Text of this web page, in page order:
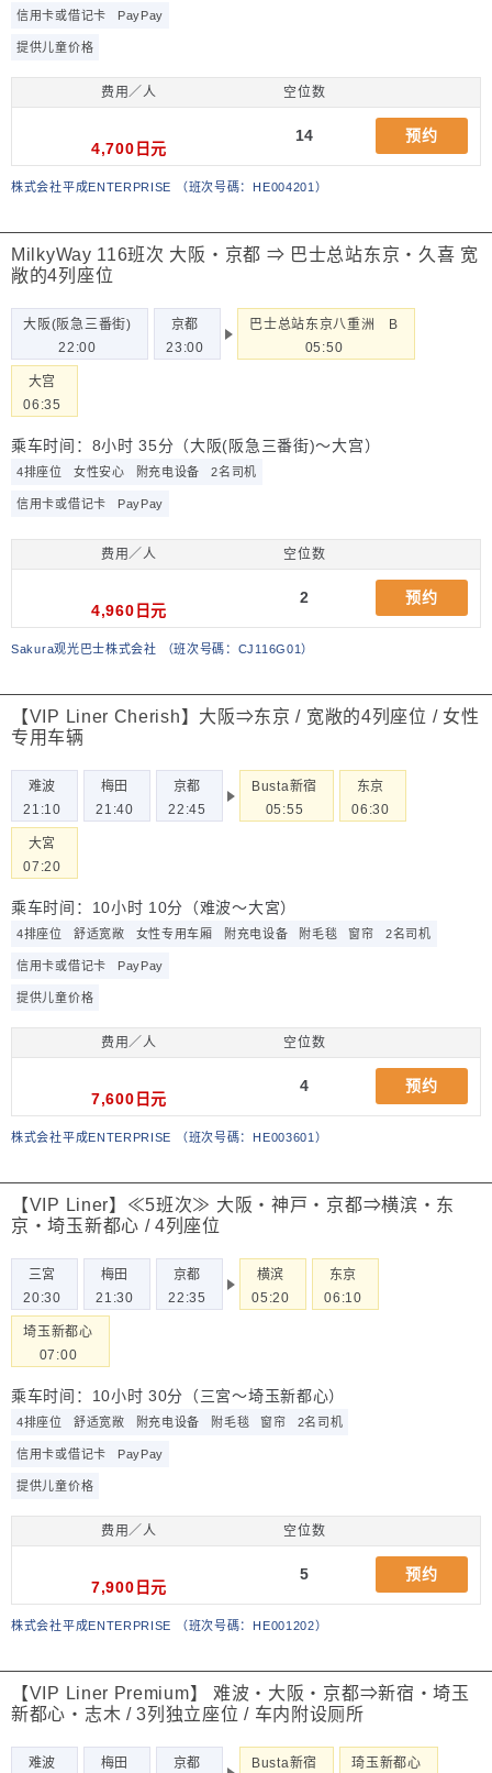
株式会社平成ENTERPRISE （班次号碼：HE004201 ）
信用卡或借记卡 PayPay
提供儿童价格
费用／人 空位数
4,700日元
14 预约
MilkyWay 116班次 大阪・京都 ⇒ 巴士总站东京・久喜 宽
敞的4列座位
Sakura观光巴士株式会社 （班次号碼：CJ116G01）
大阪(阪急三番街)
22:00
京都
23:00
巴士总站东京八重洲 B
05:50
大宫
06:35
乘车时间：8小时 35分（大阪(阪急三番街)～大宫）
4排座位 女性安心 附充电设备 2名司机
信用卡或借记卡 PayPay
费用／人 空位数
4,960日元
2 预约
【VIP Liner Cherish】大阪⇒东京 / 宽敞的4列座位 / 女性
专用车辆
株式会社平成ENTERPRISE （班次号碼：HE003601 ）
难波
21:10
梅田
21:40
京都
22:45
Busta新宿
05:55
东京
06:30
大宮
07:20
乘车时间：10小时 10分（难波～大宮）
4排座位 舒适宽敞 女性专用车厢 附充电设备 附毛毯 窗帘 2名司机
信用卡或借记卡 PayPay
提供儿童价格
费用／人 空位数
7,600日元
4 预约
【VIP Liner】≪5班次≫ 大阪・神戸・京都⇒横滨・东
京・埼玉新都心 / 4列座位
株式会社平成ENTERPRISE （班次号碼：HE001202）
三宮
20:30
梅田
21:30
京都
22:35
横滨
05:20
东京
06:10
埼玉新都心
07:00
乘车时间：10小时 30分（三宮～埼玉新都心）
4排座位 舒适宽敞 附充电设备 附毛毯 窗帘 2名司机
信用卡或借记卡 PayPay
提供儿童价格
费用／人 空位数
7,900日元
5 预约
【VIP Liner Premium】 难波・大阪・京都⇒新宿・埼玉
新都心・志木 / 3列独立座位 / 车内附设厕所
难波 梅田 京都 Busta新宿 琦玉新都心